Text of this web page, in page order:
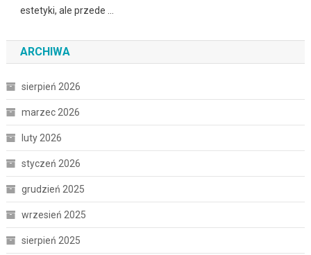
estetyki, ale przede …
ARCHIWA
sierpień 2026
marzec 2026
luty 2026
styczeń 2026
grudzień 2025
wrzesień 2025
sierpień 2025